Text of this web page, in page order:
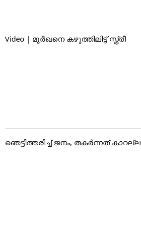
Video | മൂർഖനെ കഴുത്തിലിട്ട് സ്ത്രീ
ഞെട്ടിത്തരിച്ച് ജനം, തകർന്നത് കാറല്ല